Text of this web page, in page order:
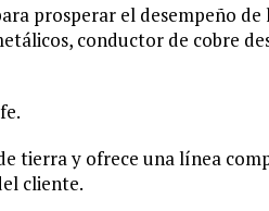
prosperar el desempeño de
conductor de cobre
tierra y ofrece una línea
cliente.